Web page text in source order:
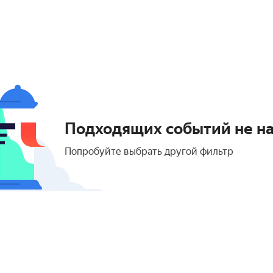
Подходящих событий не
Попробуйте выбрать другой фильтр